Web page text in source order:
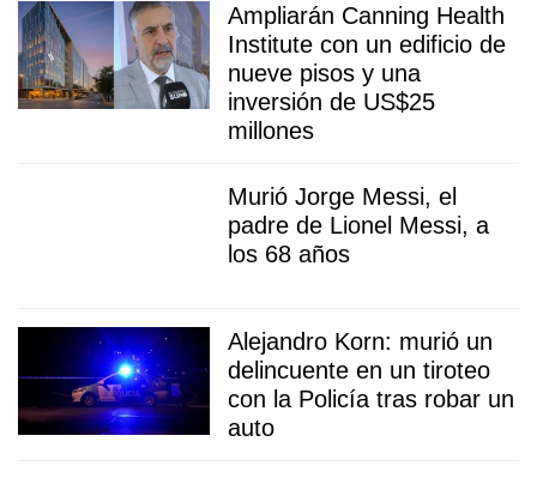
Ampliarán Canning Health
Institute con un edificio de
nueve pisos y una
inversión de US$25
millones
Murió Jorge Messi, el
padre de Lionel Messi, a
los 68 años
Alejandro Korn: murió un
delincuente en un tiroteo
con la Policía tras robar un
auto